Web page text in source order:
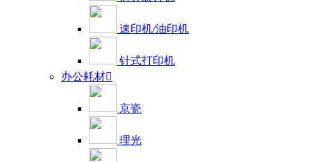
速印机/油印机
针式打印机
办公耗材
京瓷
理光